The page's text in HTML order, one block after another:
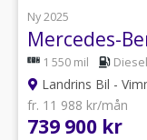
Ny 2025
1 550 mil Diesel
Landrins Bil -
fr. 11 988 kr/mån
739 900 kr